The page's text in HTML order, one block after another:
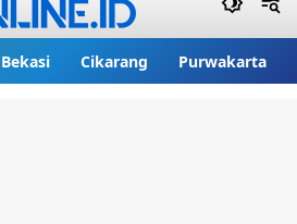
Bekasi Cikarang Purwakarta